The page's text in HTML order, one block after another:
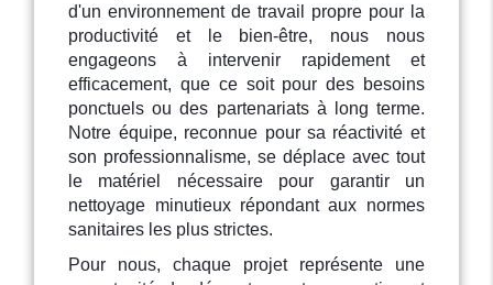
d'un environnement de travail propre pour la
productivité et le bien-être, nous nous
engageons à intervenir rapidement et
efficacement, que ce soit pour des besoins
ponctuels ou des partenariats à long terme.
Notre équipe, reconnue pour sa réactivité et
son professionnalisme, se déplace avec tout
le matériel nécessaire pour garantir un
nettoyage minutieux répondant aux normes
sanitaires les plus strictes.
Pour nous, chaque projet représente une